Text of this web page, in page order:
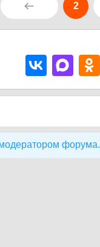
2
форума.